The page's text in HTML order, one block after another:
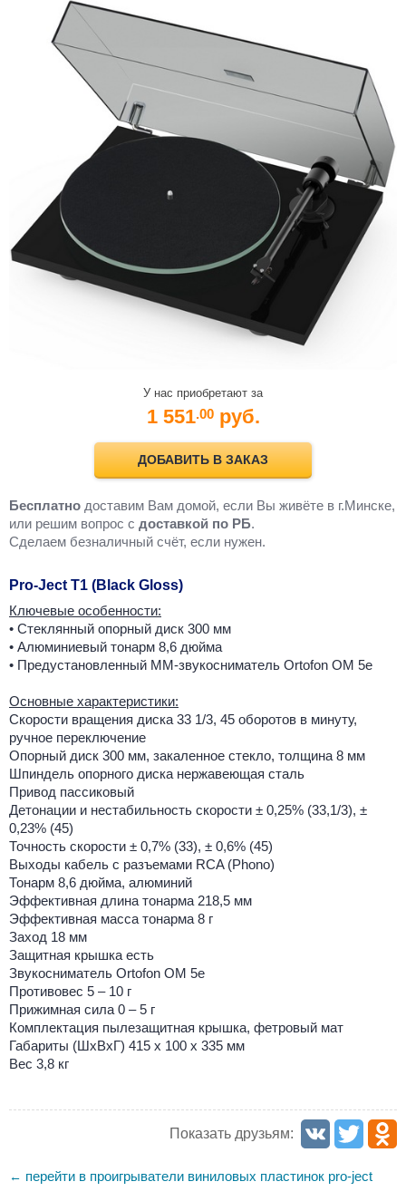
У нас приобретают за
1 551.00 руб.
ДОБАВИТЬ В ЗАКАЗ
Бесплатно доставим Вам домой, если Вы живёте в г.Минске,
или решим вопрос с доставкой по РБ.
Cделаем безналичный счёт, если нужен.
Pro-Ject T1 (Black Gloss)
Ключевые особенности:
• Стеклянный опорный диск 300 мм
• Алюминиевый тонарм 8,6 дюйма
• Предустановленный MM-звукосниматель Ortofon OM 5e
Основные характеристики:
Скорости вращения диска 33 1/3, 45 оборотов в минуту,
ручное переключение
Опорный диск 300 мм, закаленное стекло, толщина 8 мм
Шпиндель опорного диска нержавеющая сталь
Привод пассиковый
Детонации и нестабильность скорости ± 0,25% (33,1/3), ±
0,23% (45)
Точность скорости ± 0,7% (33), ± 0,6% (45)
Выходы кабель с разъемами RCA (Phono)
Тонарм 8,6 дюйма, алюминий
Эффективная длина тонарма 218,5 мм
Эффективная масса тонарма 8 г
Заход 18 мм
Защитная крышка есть
Звукосниматель Ortofon OM 5е
Противовес 5 – 10 г
Прижимная сила 0 – 5 г
Комплектация пылезащитная крышка, фетровый мат
Габариты (ШхВхГ) 415 х 100 х 335 мм
Вес 3,8 кг
Показать друзьям:
← перейти в проигрыватели виниловых пластинок pro-ject